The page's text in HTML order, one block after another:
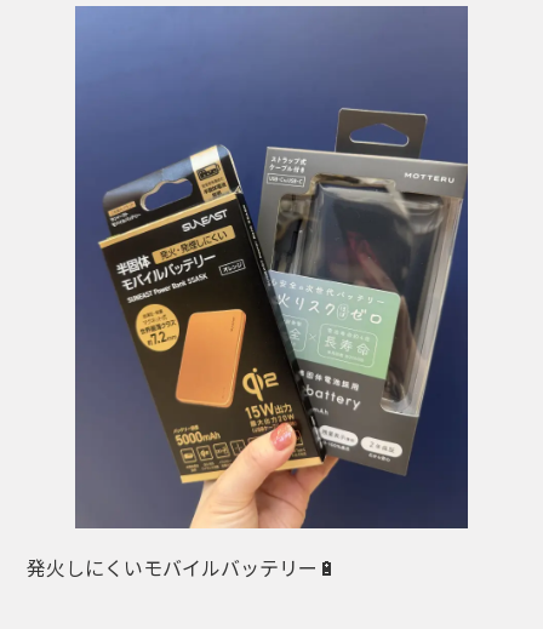
発火しにくいモバイルバッテリー🔋